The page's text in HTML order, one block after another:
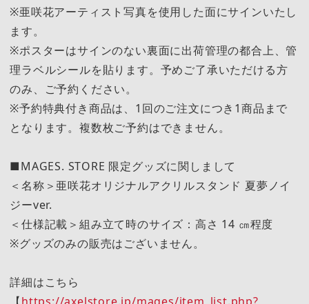
※亜咲花アーティスト写真を使用した面にサインいたし
ます。
※ポスターはサインのない裏面に出荷管理の都合上、管
理ラベルシールを貼ります。予めご了承いただける方
のみ、ご予約ください。
※予約特典付き商品は、1回のご注文につき1商品まで
となります。複数枚ご予約はできません。
■MAGES. STORE 限定グッズに関しまして
＜名称＞亜咲花オリジナルアクリルスタンド 夏夢ノイ
ジーver.
＜仕様記載＞組み立て時のサイズ：高さ 14 ㎝程度
※グッズのみの販売はございません。
詳細はこちら